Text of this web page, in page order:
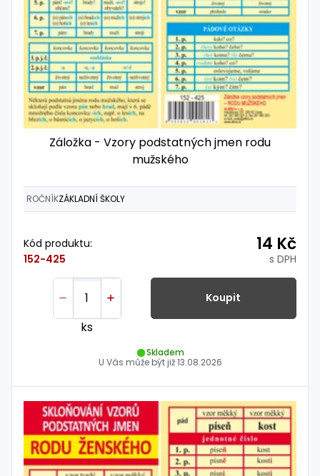
Záložka - Vzory podstatných jmen rodu
mužského
ROČNÍKZÁKLADNÍ ŠKOLY
Kód produktu:
152-425
14 Kč
s DPH
ks
Koupit
Skladem
U Vás může být již13.08.2026